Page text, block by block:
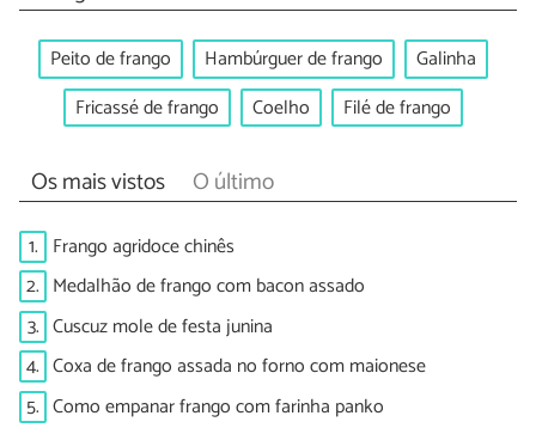
Peito de frango Hambúrguer de frango
Galinha
Fricassé de frango
Coelho Filé de frango
Os mais vistos O último
1. Frango agridoce chinês
2. Medalhão de frango com bacon assado
3. Cuscuz mole de festa junina
4. Coxa de frango assada no forno com maionese
5. Como empanar frango com farinha panko